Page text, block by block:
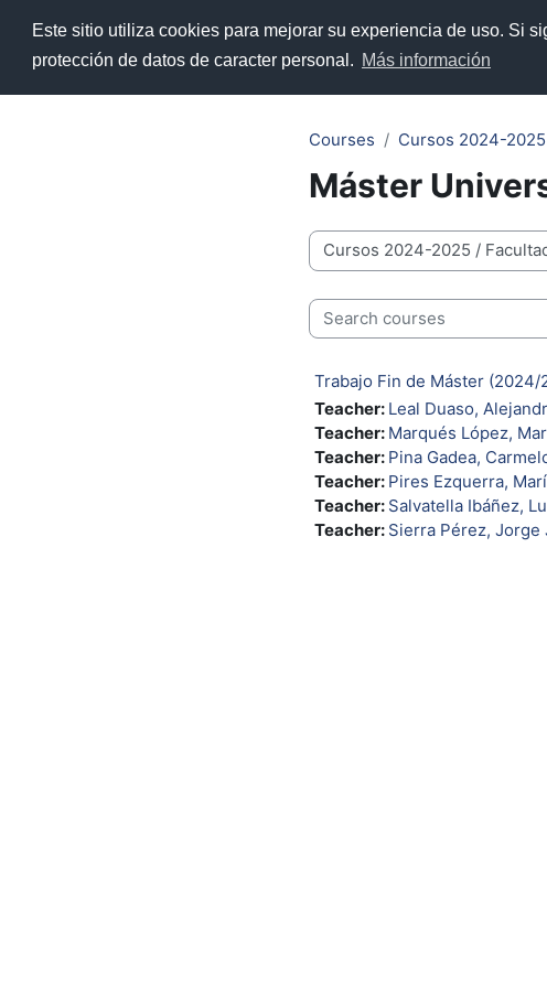
Este sitio utiliza cookies para mejorar su experiencia de uso. Si
protección de datos de caracter personal. Más información
Home
ADD Recursos y
Courses Cursos 2024-2025
Máster
Course categories
Search courses
Trabajo Fin de Máster (2024/
Teacher: Leal Duaso,
Teacher: Marqués López,
Teacher: Pina Gadea,
Teacher: Pires Ezquerra,
Teacher: Salvatella Ibáñez,
Teacher: Sierra Pérez, Jorge